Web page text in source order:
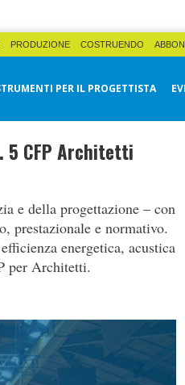
PRODUZIONE COSTRUENDO
PER IL PROGETTISTA
5 CFP Architetti
e della progettazione – con
prestazionale e normativo.
energetica, acustica
per Architetti.